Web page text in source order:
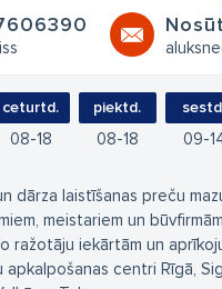
ceturtd.
08 18
piektd.
08 18 09
dārza laistīšanas preču
meistariem un
iekārtām un
centri Rīgā,